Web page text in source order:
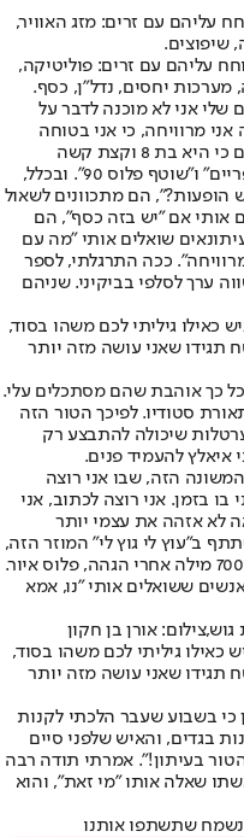
עליהם עם זרים: מזג האוויר,
שיפוצים.
עליהם עם זרים: פוליטיקה,
מערכות יחסים, נדל"ן, כסף.
שלי אני לא מוכנה לדבר על
מרוויחה, כי אני בטוחה
שהיא תספר את זה לכל החברות שלה, וגם כי היא בת 8 וקצת קשה
להסביר לה מושגים כמו "פק"מ", "ריבית פריים" ו"שוטף פלוס 90". ובכלל,
הופעות?", הם מתכוונים לשאול
אותי אם "יש בזה כסף", הם
שואלים אותי "מה עם
ככה התרגלתי, לספר
ערך לסלפי בביקיני. שניהם
כאילו גיליתי לכם משהו בסוד,
תגידו שאני עושה מזה יותר
כך אוהבת שהם מסתכלים עלי.
סטודיו. לפיכך הטור הזה
שיכולה להתבצע רק
איאלץ להעמיד פנים.
הזה, שבו אני רוצה
בזמן. אני רוצה לכתוב, אני
לא אזהה את עצמי יותר
ב"עוץ לי גוץ לי" המוזר הזה,
שבו הופכים ח** לזהב וניתוח חניכיים ל־700 מילה אחרי הגהה, פלוס איור.
ששואלים אותי "נו, אמא
אורן בן חקון
כאילו גיליתי לכם משהו בסוד,
תגידו שאני עושה מזה יותר
כי בשבוע שעבר הלכתי לקנות
בגדים, והאיש שלפני סיים
בעיתון!". אמרתי תודה רבה
שאלה אותו "מי זאת", והוא
שתשתפו אותנו